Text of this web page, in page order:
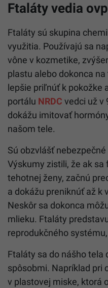
Ftaláty vedia
Ftaláty sú skupina
využitia. Používajú sa
vône v kozmetike,
plastu alebo dokonca
lepšie priľnúť k pokožke
portálu NRDC vedci už v
dokážu imitovať
našom tele.
Sú obzvlášť
Výskumy zistili, že ak
tehotnej ženy, začnú
a dokážu preniknúť až k
Neskôr sa dokonca
mlieku. Ftaláty
reprodukčného
Ftaláty sa do nášho tela
spôsobmi. Napríklad pri
v plastovej miske, ktorá